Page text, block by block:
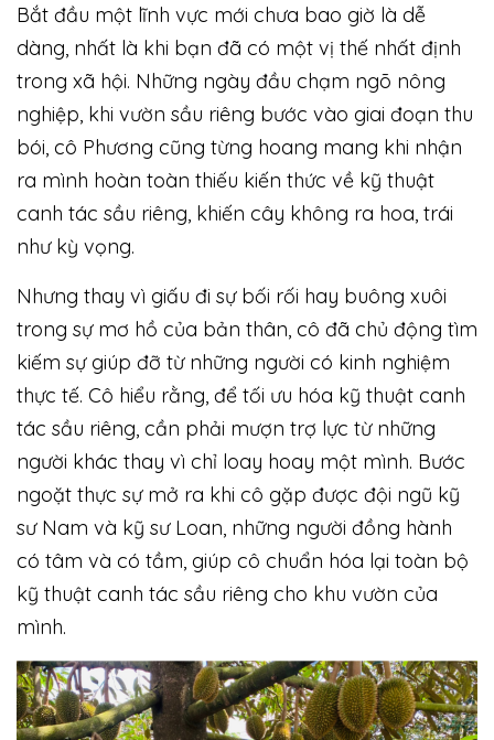
Bắt đầu một lĩnh vực mới chưa bao giờ là dễ
dàng, nhất là khi bạn đã có một vị thế nhất định
trong xã hội. Những ngày đầu chạm ngõ nông
nghiệp, khi vườn sầu riêng bước vào giai đoạn thu
bói, cô Phương cũng từng hoang mang khi nhận
ra mình hoàn toàn thiếu kiến thức về kỹ thuật
canh tác sầu riêng, khiến cây không ra hoa, trái
như kỳ vọng.
Nhưng thay vì giấu đi sự bối rối hay buông xuôi
trong sự mơ hồ của bản thân, cô đã chủ động tìm
kiếm sự giúp đỡ từ những người có kinh nghiệm
thực tế. Cô hiểu rằng, để tối ưu hóa kỹ thuật canh
tác sầu riêng, cần phải mượn trợ lực từ những
người khác thay vì chỉ loay hoay một mình. Bước
ngoặt thực sự mở ra khi cô gặp được đội ngũ kỹ
sư Nam và kỹ sư Loan, những người đồng hành
có tâm và có tầm, giúp cô chuẩn hóa lại toàn bộ
kỹ thuật canh tác sầu riêng cho khu vườn của
mình.